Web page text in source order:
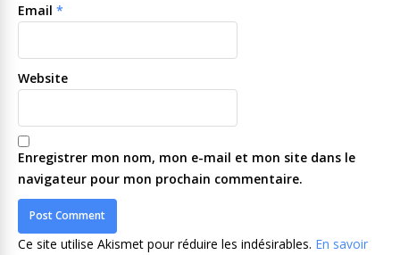
Email *
Website
Enregistrer mon nom, mon e-mail et mon site dans le
navigateur pour mon prochain commentaire.
Ce site utilise Akismet pour réduire les indésirables. En savoir